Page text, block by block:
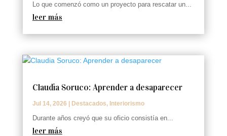
Lo que comenzó como un proyecto para rescatar un...
leer más
Claudia Soruco: Aprender a desaparecer
Jul 14, 2026 | Destacados, Interiorismo
Durante años creyó que su oficio consistía en...
leer más